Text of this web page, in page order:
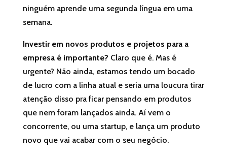
ninguém aprende uma segunda língua em uma
semana.
Investir em novos produtos e projetos para a
empresa é importante? Claro que é. Mas é
urgente? Não ainda, estamos tendo um bocado
de lucro com a linha atual e seria uma loucura tirar
atenção disso pra ficar pensando em produtos
que nem foram lançados ainda. Aí vem o
concorrente, ou uma startup, e lança um produto
novo que vai acabar com o seu negócio.